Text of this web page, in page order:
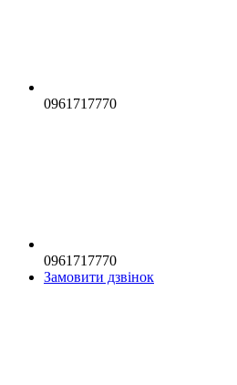
0961717770
0961717770
Замовити дзвінок